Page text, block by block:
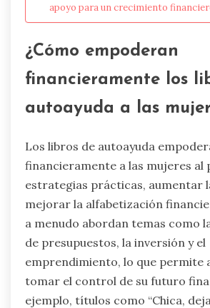
apoyo para un crecimiento
¿Cómo empoderan
financieramente los
autoayuda a las
Los libros de autoayuda
financieramente a las mujeres
estrategias prácticas, aumentar
mejorar la alfabetización
a menudo abordan temas como
de presupuestos, la inversión y el
emprendimiento, lo que permite
tomar el control de su futuro
ejemplo, títulos como “Chica,